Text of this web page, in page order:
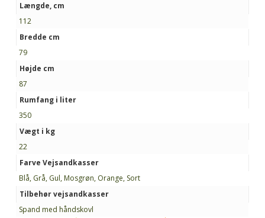
Længde, cm
112
Bredde cm
79
Højde cm
87
Rumfang i liter
350
Vægt i kg
22
Farve Vejsandkasser
Blå, Grå, Gul, Mosgrøn, Orange, Sort
Tilbehør vejsandkasser
Spand med håndskovl